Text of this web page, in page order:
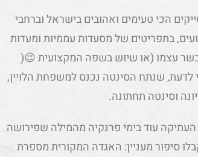
הכי טעימים ואהובים בישראל וברחבי
בתפריטים של מסעדות עממיות ומעדות
בבשר עצמו (או שיוש בשפה המקצועית 😉(
כשתראו את נתח מספר 11. כדאי לדעת, שנתח הסינטה נכנס למשפחת הלויין,
וסינטה תחתונה.
עוד בימי פרנקיה מהמילה שפירושה
סיפור מעניין: האגדה המקורית מספרת